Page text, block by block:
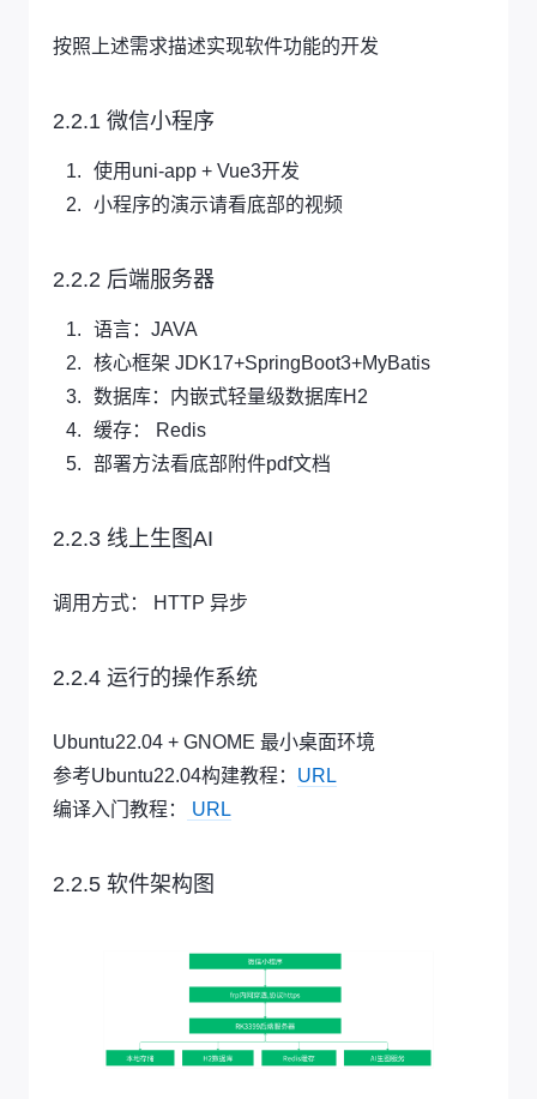
按照上述需求描述实现软件功能的开发
2.2.1 微信小程序
使用uni-app + Vue3开发
小程序的演示请看底部的视频
2.2.2 后端服务器
语言：JAVA
核心框架 JDK17+SpringBoot3+MyBatis
数据库：内嵌式轻量级数据库H2
缓存： Redis
部署方法看底部附件pdf文档
2.2.3 线上生图AI
调用方式： HTTP 异步
2.2.4 运行的操作系统
Ubuntu22.04 + GNOME 最小桌面环境
参考Ubuntu22.04构建教程： URL
编译入门教程：
URL
2.2.5 软件架构图